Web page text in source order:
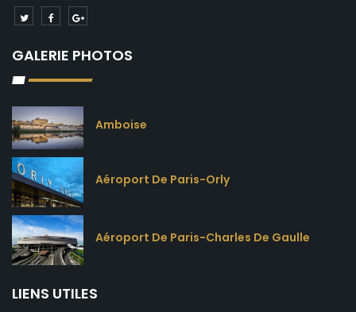
GALERIE PHOTOS
Amboise
Aéroport De Paris-Orly
Aéroport De Paris-Charles De Gaulle
LIENS UTILES